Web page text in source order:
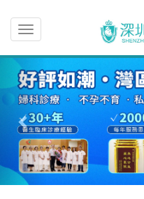
Toggle
navigation